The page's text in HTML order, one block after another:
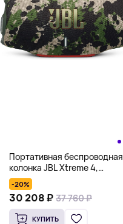
Портативная беспроводная
колонка JBL Xtreme 4,
камуфляж
-20%
30 208 ₽ 37 760 ₽
КУПИТЬ